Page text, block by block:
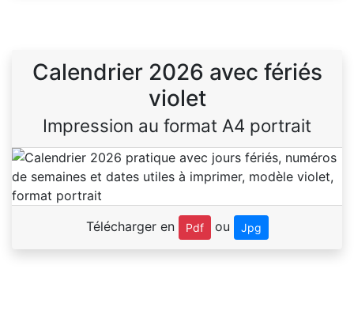
Calendrier 2026 avec fériés
violet
Impression au format A4 portrait
Télécharger en Pdf ou Jpg